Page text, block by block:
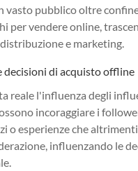
vasto pubblico oltre
per vendere online,
e marketing.
decisioni di acquisto offline
reale l'influenza degli
incoraggiare i
o esperienze che
influenzando le